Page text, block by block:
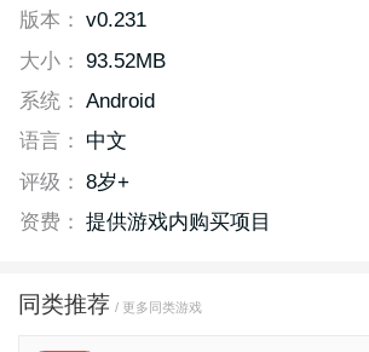
版本： v0.231
大小： 93.52MB
系统： Android
语言：
中文
评级： 8岁+
资费： 提供游戏内购买项目
同类推荐 / 更多同类游戏